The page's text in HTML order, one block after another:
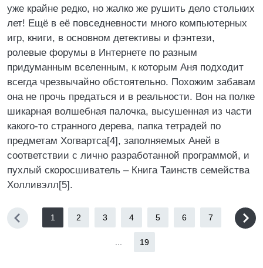
уже крайне редко, но жалко же рушить дело стольких
лет! Ещё в её повседневности много компьютерных
игр, книги, в основном детективы и фэнтези,
ролевые форумы в Интернете по разным
придуманным вселенным, к которым Аня подходит
всегда чрезвычайно обстоятельно. Похожим забавам
она не прочь предаться и в реальности. Вон на полке
шикарная волшебная палочка, высушенная из части
какого-то странного дерева, папка тетрадей по
предметам Хогвартса[4], заполняемых Аней в
соответствии с лично разработанной программой, и
пухлый скоросшиватель – Книга Таинств семейства
Холливэлл[5].
1 2 3 4 5 6 7
19